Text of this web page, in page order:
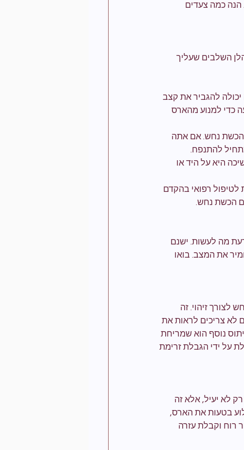
כמה צעדים
השלבים שעליך
להגביר את קצב
כדי למנוע מהארס
הכשת נחש. אם אתה
להתנפח.
היא על היד או
לטיפול רפואי בהקדם
הכשת נחש.
מה לעשות. ישנם
את המצב. בואו
לצורך זיהוי. זה
לא צריכים לראות את
נוסף הוא שמריחת
על ידי הגבלת זרימת
לא יעיל, אלא זה
בטעות את הארס,
רוח וקבלת עזרה